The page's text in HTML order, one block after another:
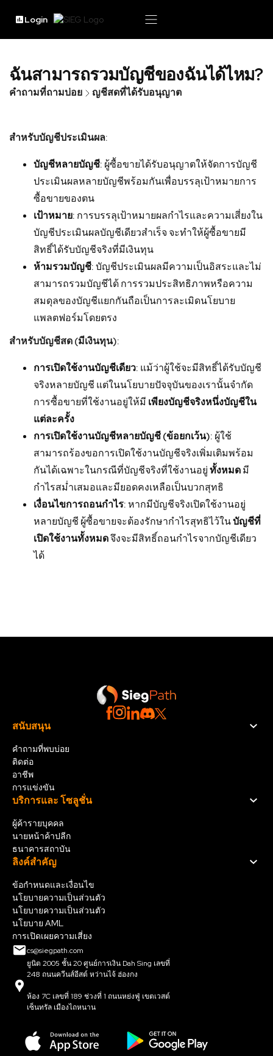
Login
ฉันสามารถรวมบัญชีของฉันได้ไหม?
คำถามที่ถามบ่อย ญชีสดที่ได้รับอนุญาต
สำหรับบัญชีประเมินผล:
บัญชีหลายบัญชี: ผู้ซื้อขายได้รับอนุญาตให้จัดการบัญชี
ประเมินผลหลายบัญชีพร้อมกันเพื่อบรรลุเป้าหมายการ
ซื้อขายของตน
เป้าหมาย: การบรรลุเป้าหมายผลกำไรและความเสี่ยงใน
บัญชีประเมินผลบัญชีเดียวสำเร็จ จะทำให้ผู้ซื้อขายมี
สิทธิ์ได้รับบัญชีจริงที่มีเงินทุน
ห้ามรวมบัญชี:บัญชีประเมินผลมีความเป็นอิสระและไม่
สามารถรวมบัญชีได้ การรวมประสิทธิภาพหรือความ
สมดุลของบัญชีแยกกันถือเป็นการละเมิดนโยบาย
แพลตฟอร์มโดยตรง
สำหรับบัญชีสด (มีเงินทุน):
การเปิดใช้งานบัญชีเดียว: แม้ว่าผู้ใช้จะมีสิทธิ์ได้รับบัญชี
จริงหลายบัญชี แต่ในนโยบายปัจจุบันของเรานั้นจำกัด
การซื้อขายที่ใช้งานอยู่ให้มี เพียงบัญชีจริงหนึ่งบัญชีใน
แต่ละครั้ง
การเปิดใช้งานบัญชีหลายบัญชี (ข้อยกเว้น): ผู้ใช้
สามารถร้องขอการเปิดใช้งานบัญชีจริงเพิ่มเติมพร้อม
กันได้เฉพาะในกรณีที่บัญชีจริงที่ใช้งานอยู่ทั้งหมดมี
กำไรสม่ำเสมอและมียอดคงเหลือเป็นบวกสุทธิ
เงื่อนไขการถอนกำไร:หากมีบัญชีจริงเปิดใช้งานอยู่
หลายบัญชี ผู้ซื้อขายจะต้องรักษากำไรสุทธิไว้ในบัญชีที่
เปิดใช้งานทั้งหมดจึงจะมีสิทธิ์ถอนกำไรจากบัญชีเดียว
ได้
สนับสนุน
คำถามที่พบบ่อย
ติดต่อ
อาชีพ
การแข่งขัน
บริการและ โซลูชั่น
ผู้ค้ารายบุคคล
นายหน้าค้าปลีก
ธนาคารสถาบัน
ลิงค์สําคัญ
ข้อกำหนดและเงื่อนไข
นโยบายความเป็นส่วนตัว
นโยบายความเป็นส่วนตัว
นโยบาย AML
การเปิดเผยความเสี่ยง
cs@siegpath.com
ยูนิต 2005 ชั้น 20 ศูนย์การเงิน Dah Sing เลขที่
248 ถนนควีนส์อีสต์ หว่านไจ้ ฮ่องกง
ห้อง 7C เลขที่ 189 ช่วงที่ 1 ถนนหย่งฟู่ เขตเวสต์
เซ็นทรัล เมืองไถหนาน